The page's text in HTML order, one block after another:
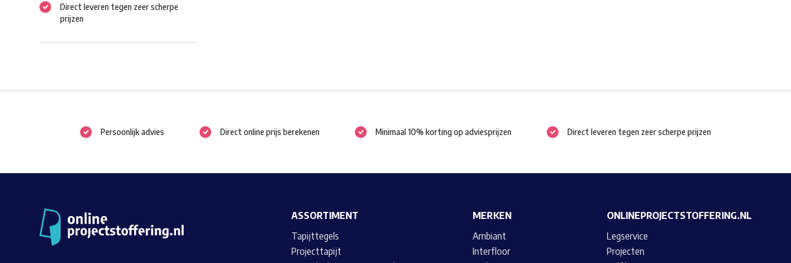
Direct leveren tegen zeer scherpe
prijzen
Persoonlijk advies Direct online prijs berekenen Minimaal 10% korting op adviesprijzen Direct leveren tegen zeer scherpe prijzen
ASSORTIMENT
Tapijttegels
Projecttapijt
MERKEN
Ambiant
Interfloor
ONLINEPROJECTSTOFFERING.NL
Legservice
Projecten